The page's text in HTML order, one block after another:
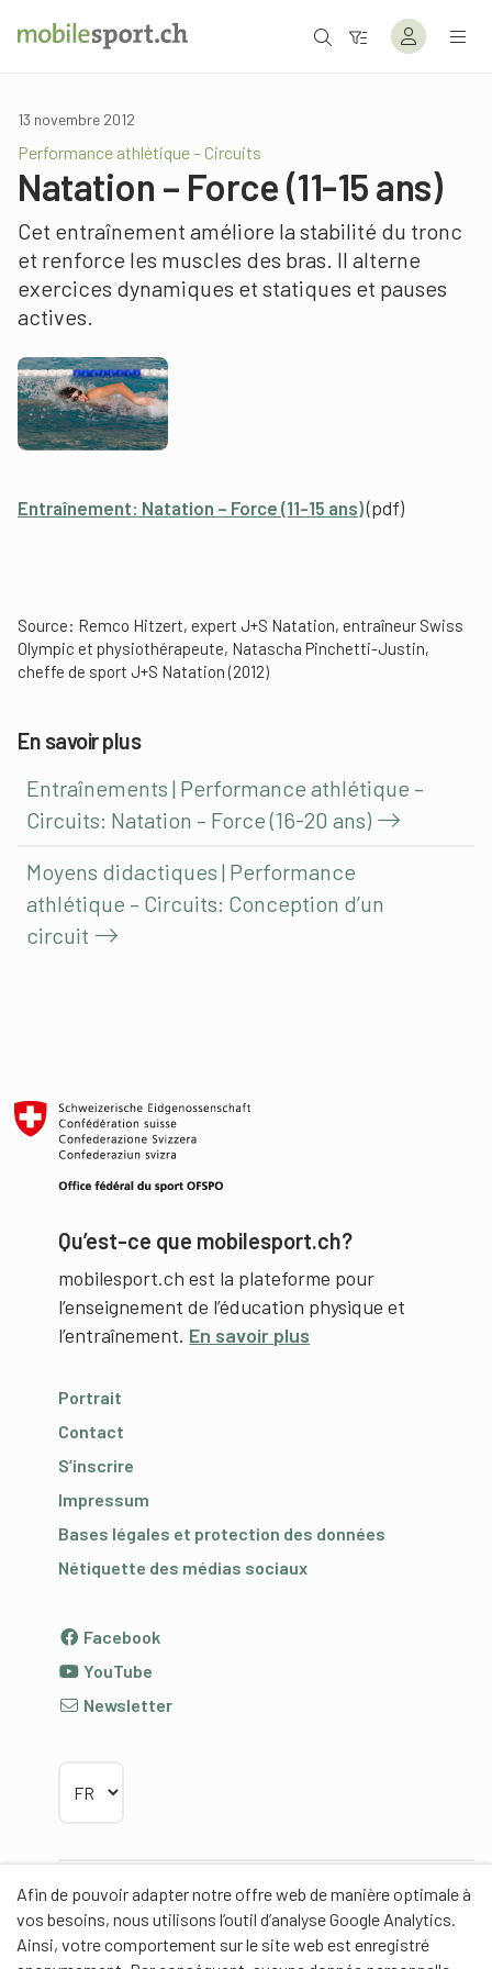
Afin de pouvoir adapter notre offre web de manière optimale à
vos besoins, nous utilisons l’outil d’analyse Google Analytics.
Ainsi, votre comportement sur le site web est enregistré
13 novembre 2012
Performance athlétique – Circuits
Natation – Force (11-15 ans)
Cet entraînement améliore la stabilité du tronc
et renforce les muscles des bras. Il alterne
exercices dynamiques et statiques et pauses
actives.
Entraînement: Natation – Force (11-15 ans)(pdf)
Source: Remco Hitzert, expert J+S Natation, entraîneur Swiss
Olympic et physiothérapeute, Natascha Pinchetti-Justin,
cheffe de sport J+S Natation (2012)
En savoir plus
Entraînements | Performance athlétique –
Circuits: Natation – Force (16-20 ans)
Moyens didactiques | Performance
athlétique – Circuits: Conception d’un
circuit
Qu’est-ce que mobilesport.ch?
mobilesport.ch est la plateforme pour
l’enseignement de l’éducation physique et
l’entraînement. En savoir plus
Portrait
Contact
S’inscrire
Impressum
Bases légales et protection des données
Nétiquette des médias sociaux
Facebook
YouTube
Newsletter
Partenaires